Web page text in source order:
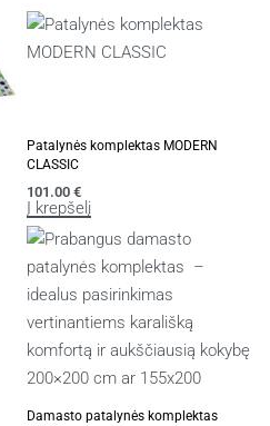
Patalynės komplektas MODERN
CLASSIC
101.00 €
Į krepšelį
Damasto patalynės komplektas